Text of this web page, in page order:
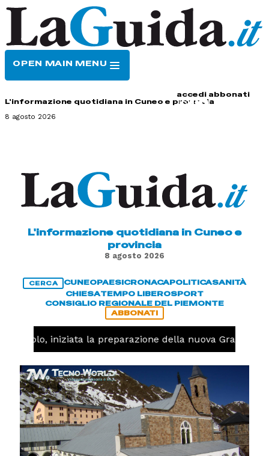
OPEN MAIN MENU
accedi abbonati
L'informazione quotidiana in Cuneo e provincia
8 agosto 2026
L'informazione quotidiana in Cuneo e
provincia
8 agosto 2026
CERCA CUNEOPAESICRONACAPOLITICASANITÀ
CHIESATEMPO LIBEROSPORT
CONSIGLIO REGIONALE DEL PIEMONTE
ABBONATI
iniziata la preparazione della nuova Granda